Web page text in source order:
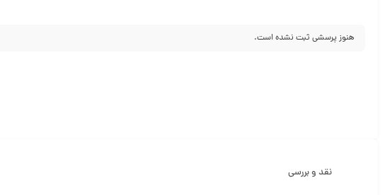
هنوز پرسشی ثبت نشده است.
نقد و بررسی